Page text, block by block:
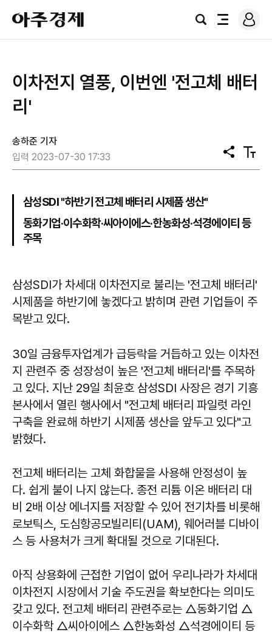
아
주
경
검
전
로
그
이차전지 열풍, 이번엔 '전고체 배터
리'
송하준 기자
입력 2023-07-30 17:33
공
유
텍
스
삼성SDI "하반기 전고체 배터리 시제품 생산"
동화기업·이수화학·씨아이에스·한농화성·석경에이티 등
주목
삼성SDI가 차세대 이차전지로 불리는 '전고체 배터리'
시제품을 하반기에 놓겠다고 밝히며 관련 기업들이 주
목받고 있다.
30일 금융투자업계가 급등락을 거듭하고 있는 이차전
지 관련주 중 성장성이 높은 '전고체 배터리'를 주목하
고 있다. 지난 29일 최윤호 삼성SDI 사장은 경기 기흥
본사에서 열린 행사에서 "전고체 배터리 파일럿 라인
구축을 완료해 하반기 시제품 생산을 앞두고 있다"고
밝혔다.
전고체 배터리는 고체 화합물을 사용해 안정성이 높
다. 쉽게 불이 나지 않는다. 종전 리튬 이온 배터리 대
비 2배 이상 에너지를 저장할 수 있어 전기차를 비롯해
로보틱스, 도심항공모빌리티(UAM), 웨어러블 디바이
스 등 사용처가 크게 확대될 것으로 기대된다.
아직 상용화에 근접한 기업이 없어 우리나라가 차세대
이차전지 시장에서 기술 주도권을 확보한다는 의미도
갖고 있다. 전고체 배터리 관련주로는 △동화기업 △
이수화학 △씨아이에스 △한농화성 △석경에이티 등